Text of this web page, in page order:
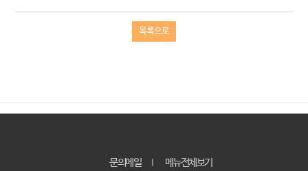
목록으로
문의메일 메뉴전체보기